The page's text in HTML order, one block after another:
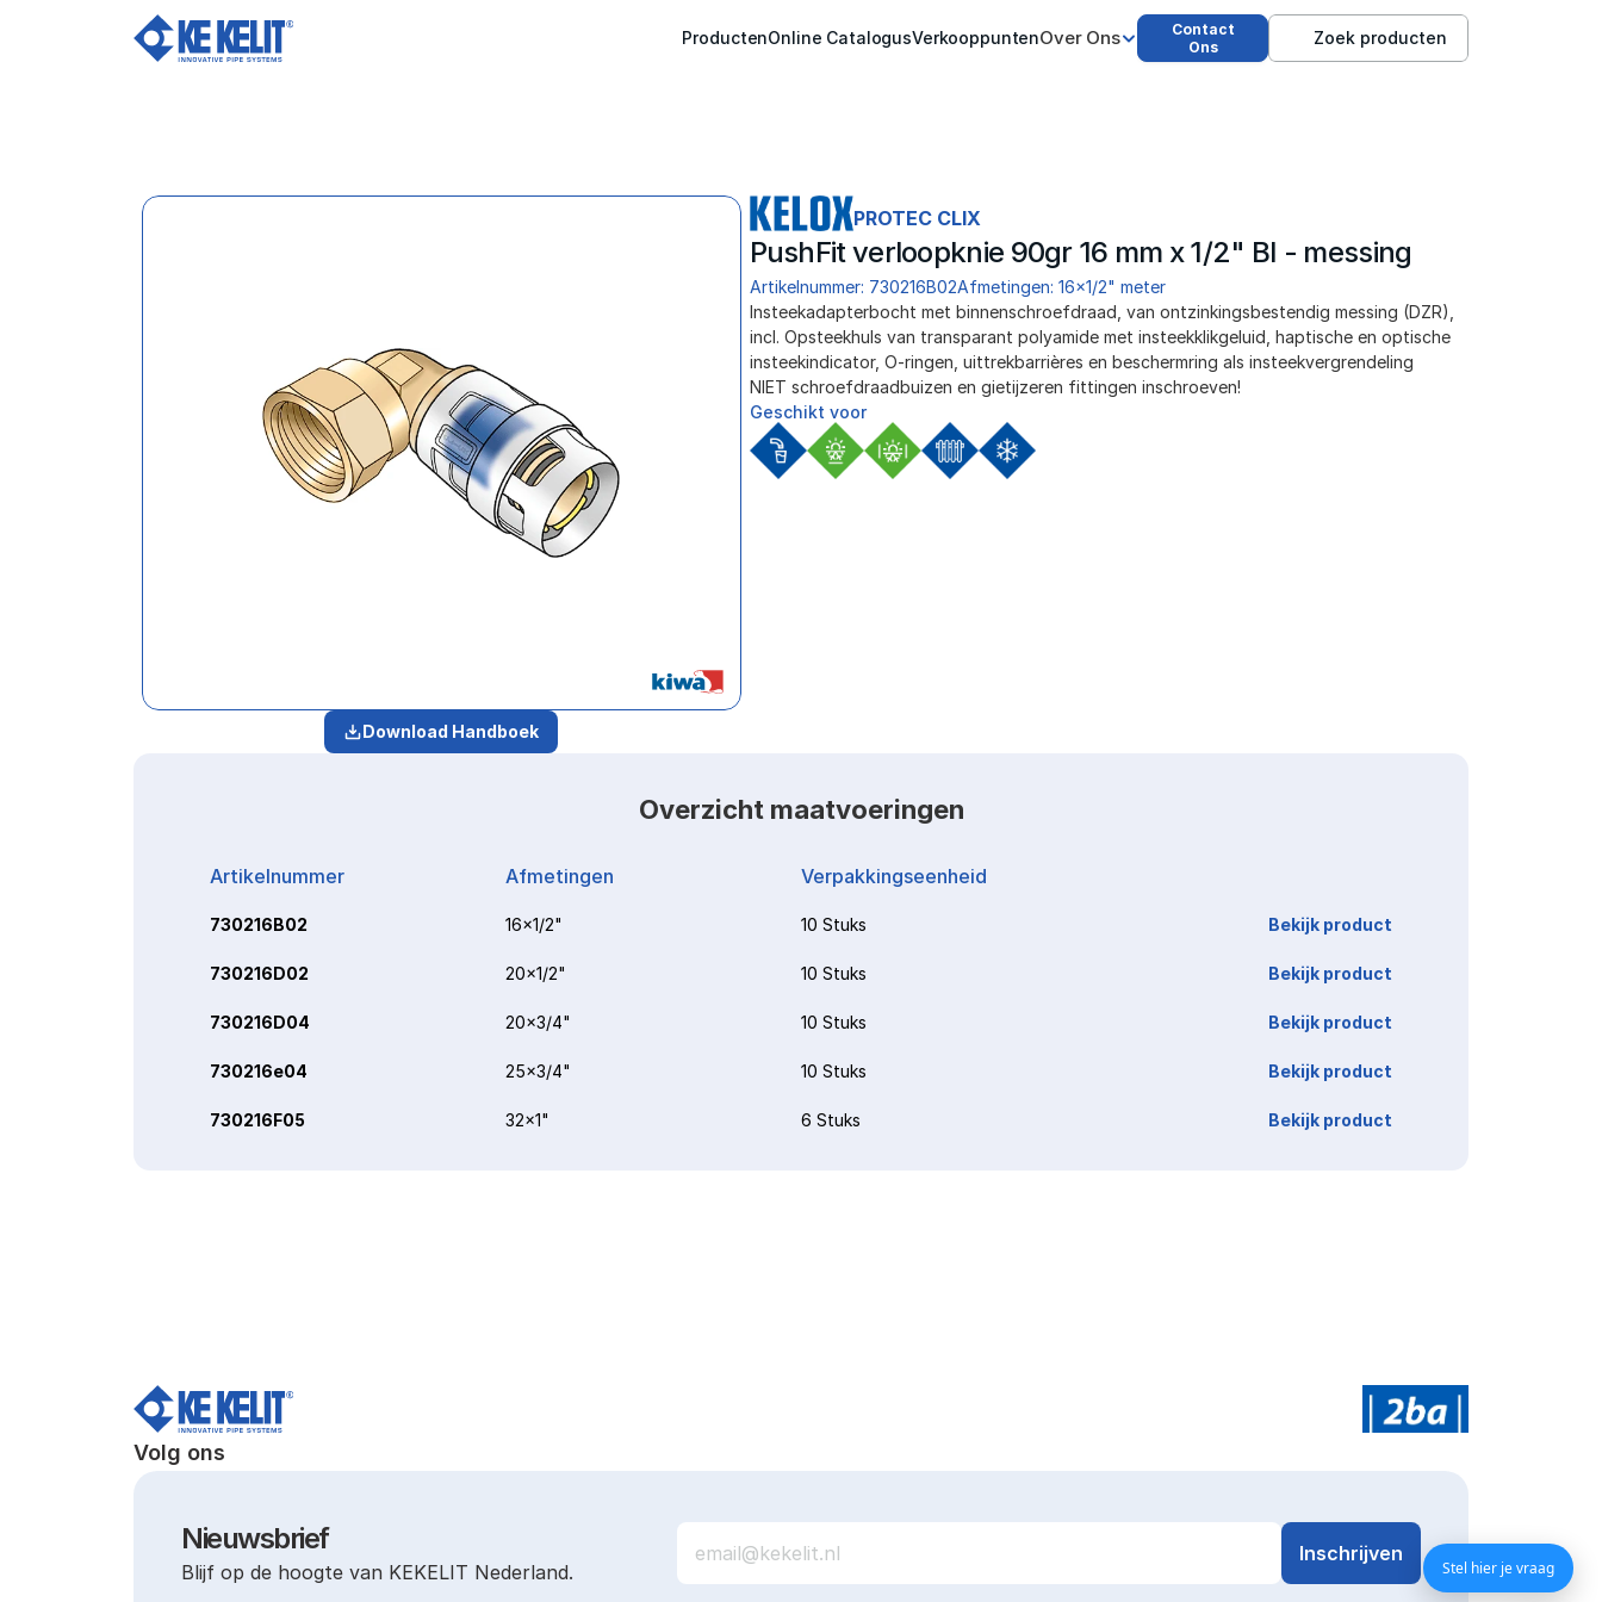
ProductenOnline CatalogusVerkooppuntenOver Ons
Contact
Ons
Zoek producten
Download Handboek
PROTEC CLIX
PushFit verloopknie 90gr 16 mm x 1/2" BI - messing
Artikelnummer: 730216B02Afmetingen: 16x1/2" meter
Insteekadapterbocht met binnenschroefdraad, van ontzinkingsbestendig messing (DZR),
incl. Opsteekhuls van transparant polyamide met insteekklikgeluid, haptische en optische
insteekindicator, O-ringen, uittrekbarrières en beschermring als insteekvergrendeling
NIET schroefdraadbuizen en gietijzeren fittingen inschroeven!
Geschikt voor
Overzicht maatvoeringen
Artikelnummer Afmetingen Verpakkingseenheid
730216B02 16x1/2" 10 Stuks Bekijk product
730216D02 20x1/2" 10 Stuks Bekijk product
730216D04 20x3/4" 10 Stuks Bekijk product
730216e04 25x3/4" 10 Stuks Bekijk product
730216F05 32x1" 6 Stuks Bekijk product
Volg ons
Nieuwsbrief
Blijf op de hoogte van KEKELIT Nederland. Stel hier je vraag